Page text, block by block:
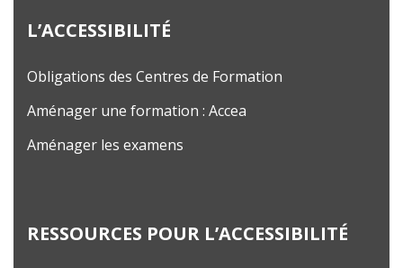
L’ACCESSIBILITÉ
Obligations des Centres de Formation
Aménager une formation : Accea
Aménager les examens
RESSOURCES POUR L’ACCESSIBILITÉ